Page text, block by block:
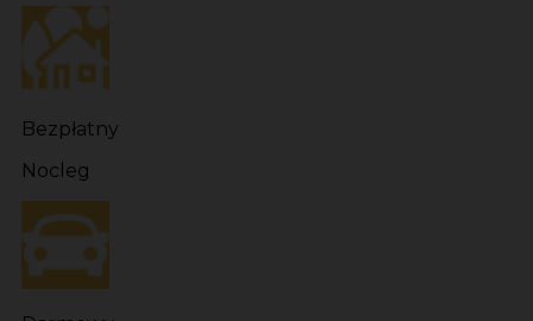
Bezpłatny
Nocleg